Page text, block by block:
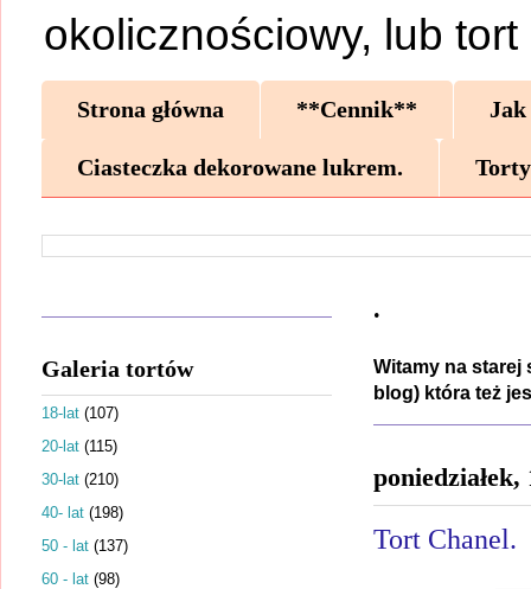
okolicznościowy, lub tort
Strona główna **Cennik** Jak
Ciasteczka dekorowane lukrem.
.
Witamy na starej
blog) która też
poniedziałek,
Tort Chanel.
Galeria tortów
18-lat (107)
20-lat (115)
30-lat (210)
40- lat (198)
50 - lat (137)
60 - lat (98)